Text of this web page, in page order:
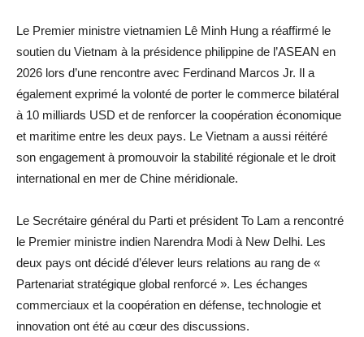
Le Premier ministre vietnamien Lê Minh Hung a réaffirmé le
soutien du Vietnam à la présidence philippine de l’ASEAN en
2026 lors d’une rencontre avec Ferdinand Marcos Jr. Il a
également exprimé la volonté de porter le commerce bilatéral
à 10 milliards USD et de renforcer la coopération économique
et maritime entre les deux pays. Le Vietnam a aussi réitéré
son engagement à promouvoir la stabilité régionale et le droit
international en mer de Chine méridionale.
Le Secrétaire général du Parti et président To Lam a rencontré
le Premier ministre indien Narendra Modi à New Delhi. Les
deux pays ont décidé d’élever leurs relations au rang de «
Partenariat stratégique global renforcé ». Les échanges
commerciaux et la coopération en défense, technologie et
innovation ont été au cœur des discussions.